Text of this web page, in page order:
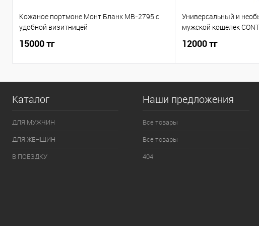
Кожаное портмоне Монт Бланк MB-2795 c
удобной визитницей
15000 тг
Универсальный и
мужской кошелек
12000 тг
Каталог
ДЛЯ МУЖЧИН
ДЛЯ ЖЕНЩИН
В ПОЕЗДКУ
Наши предложения
Все товары
Все товары
404